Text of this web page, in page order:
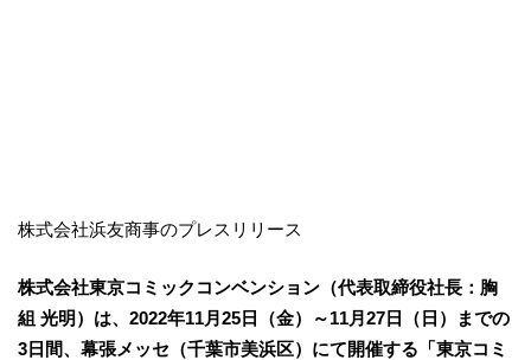
株式会社浜友商事のプレスリリース
株式会社東京コミックコンベンション（代表取締役社長：胸
組 光明）は、2022年11月25日（金）～11月27日（日）までの
3日間、幕張メッセ（千葉市美浜区）にて開催する「東京コミ